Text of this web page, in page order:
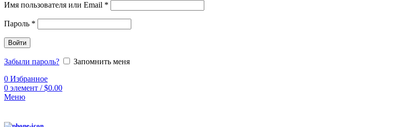
Имя пользователя или Email *
Пароль *
Войти
Забыли пароль?
Запомнить меня
0 Избранное
0 элемент / $0.00
Меню